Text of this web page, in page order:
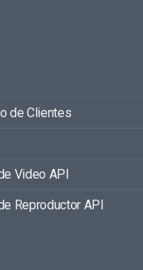
de Clientes
Video API
Reproductor API